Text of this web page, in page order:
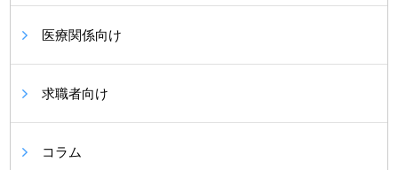
医療関係向け
求職者向け
コラム